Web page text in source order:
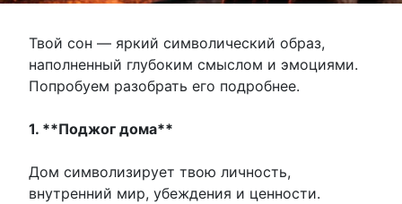
Твой сон — яркий символический образ,
наполненный глубоким смыслом и эмоциями.
Попробуем разобрать его подробнее.
1. **Поджог дома**
Дом символизирует твою личность,
внутренний мир, убеждения и ценности.